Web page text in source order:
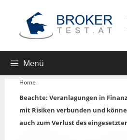
Menü
Home
Beachte: Veranlagungen in
mit Risiken verbunden und
auch zum Verlust des